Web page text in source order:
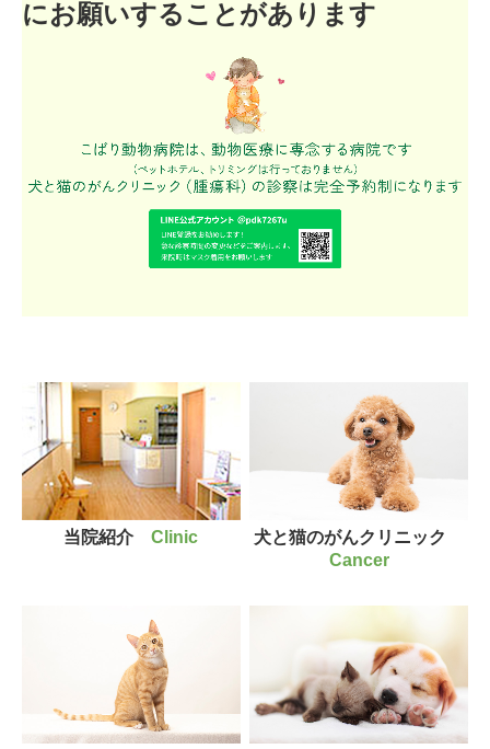
にお願いすることがあります
当院紹介 Clinic
犬と猫のがんクリニック
Cancer